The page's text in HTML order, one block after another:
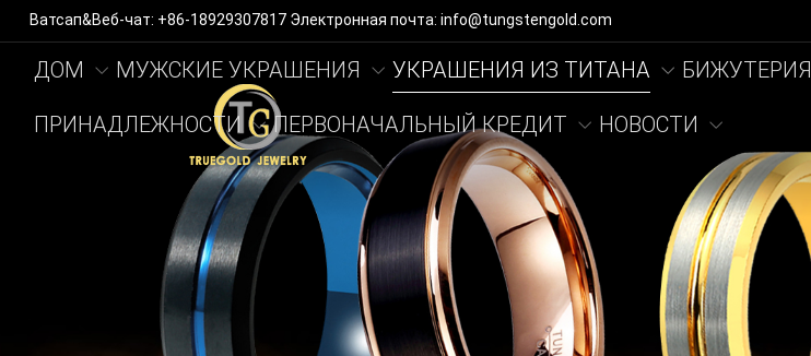
Ватсап&Веб-чат: +86-18929307817 Электронная почта: info@tungstengold.com
ДОМ МУЖСКИЕ УКРАШЕНИЯ УКРАШЕНИЯ ИЗ ТИТАНА БИЖУТЕРИЯ
ПРИНАДЛЕЖНОСТИ ПЕРВОНАЧАЛЬНЫЙ КРЕДИТ НОВОСТИ